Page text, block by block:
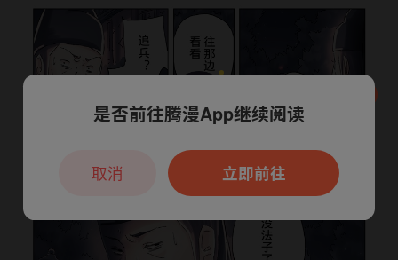
本章节仅支持App阅读，可打开App新用
户7天免费看
是否前往腾漫App继续阅读
立即前往
取消